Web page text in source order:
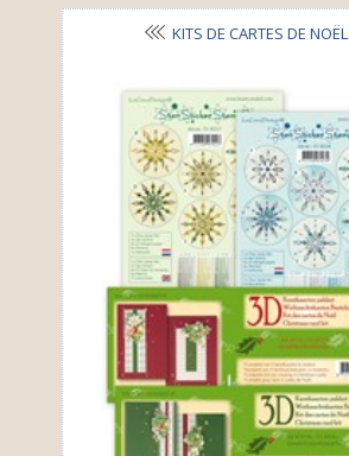
KITS DE CARTES DE NOËL